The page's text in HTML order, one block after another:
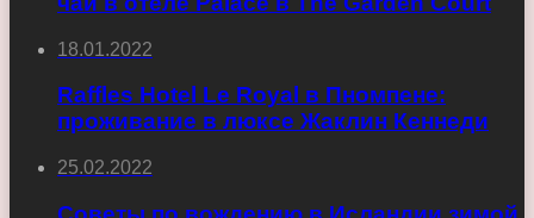
18.01.2022
Raffles Hotel Le Royal в Пномпене:
проживание в люксе Жаклин Кеннеди
25.02.2022